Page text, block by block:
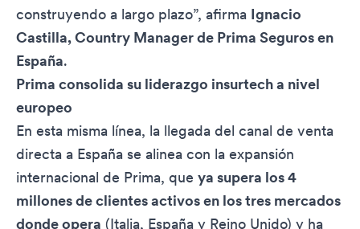
construyendo a largo plazo”, afirma Ignacio
Castilla, Country Manager de Prima Seguros en
España.
Prima consolida su liderazgo insurtech a nivel
europeo
En esta misma línea, la llegada del canal de venta
directa a España se alinea con la expansión
internacional de Prima, que ya supera los 4
millones de clientes activos en los tres mercados
donde opera (Italia, España y Reino Unido) y ha